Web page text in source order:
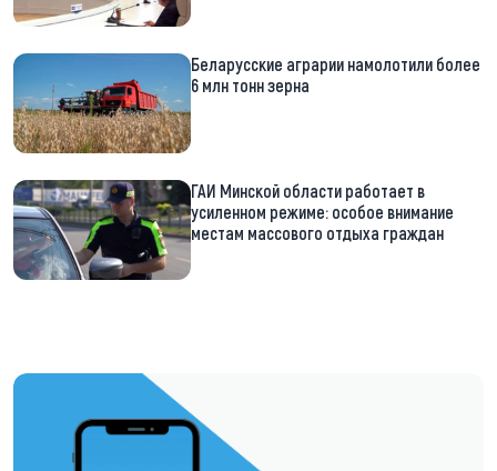
Беларусские аграрии намолотили более
6 млн тонн зерна
ГАИ Минской области работает в
усиленном режиме: особое внимание
местам массового отдыха граждан
https://t.me/minskctvby